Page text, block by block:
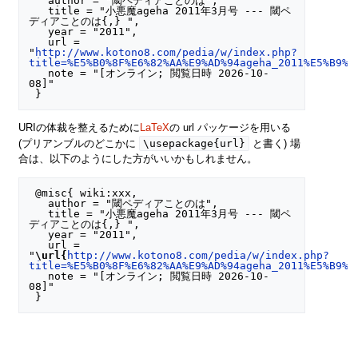
   title = "小悪魔ageha 2011年3月号 --- 閾ペ
ディアことのは{,} ",
   year = "2011",
" http://www.kotono8.com/pedia/w/index.php?
08]"
URIの体裁を整えるために LaTeXの url パッケージを用いる
(プリアンブルのどこかに
\usepackage{url}
と書く) 場
合は、以下のようにした方がいいかもしれません。
@misc{ wiki:xxx,
   title = "小悪魔ageha 2011年3月号 --- 閾ペ
ディアことのは{,} ",
   year = "2011",
"\url{ http://www.kotono8.com/pedia/w/index.php?
08]"